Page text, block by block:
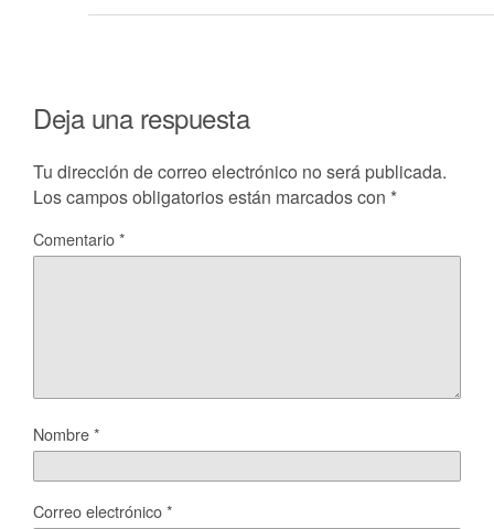
Deja una respuesta
Tu dirección de correo electrónico no será publicada.
Los campos obligatorios están marcados con *
Comentario*
Nombre*
Correo electrónico*